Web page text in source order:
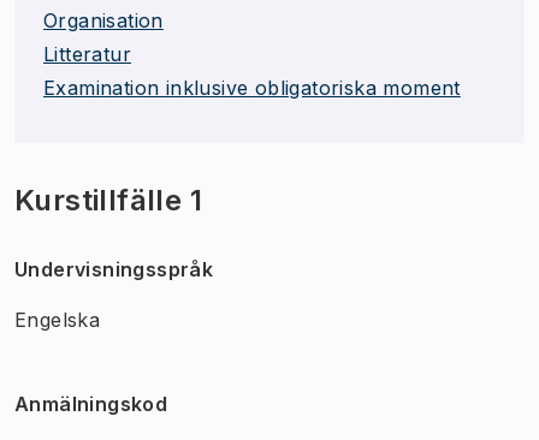
Organisation
Litteratur
Examination inklusive obligatoriska moment
Kurstillfälle 1
Undervisningsspråk
Engelska
Anmälningskod